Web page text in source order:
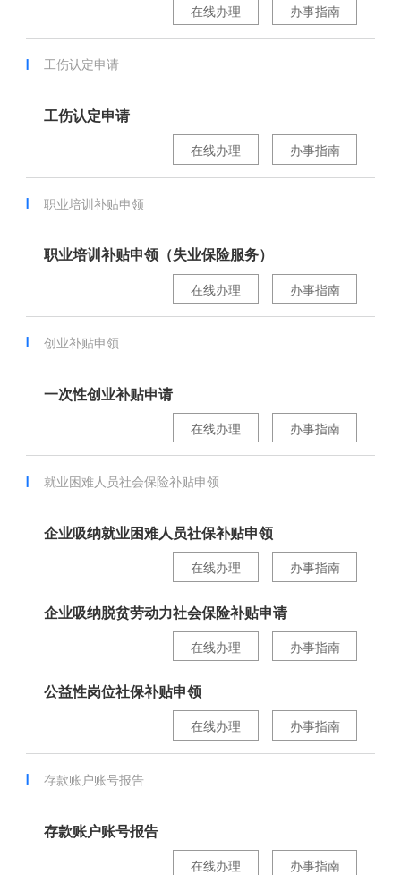
办事指南
在线办理
工伤认定申请
工伤认定申请
办事指南
在线办理
职业培训补贴申领
职业培训补贴申领（失业保险服务）
办事指南
在线办理
创业补贴申领
一次性创业补贴申请
办事指南
在线办理
就业困难人员社会保险补贴申领
企业吸纳就业困难人员社保补贴申领
办事指南
在线办理
企业吸纳脱贫劳动力社会保险补贴申请
办事指南
在线办理
公益性岗位社保补贴申领
办事指南
在线办理
存款账户账号报告
存款账户账号报告
办事指南
在线办理